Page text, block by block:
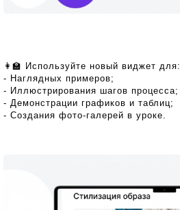
👩‍🏫 Используйте новый виджет для:
- Наглядных примеров;
- Иллюстрирования шагов процесса;
- Демонстрации графиков и таблиц;
- Создания фото-галерей в уроке.